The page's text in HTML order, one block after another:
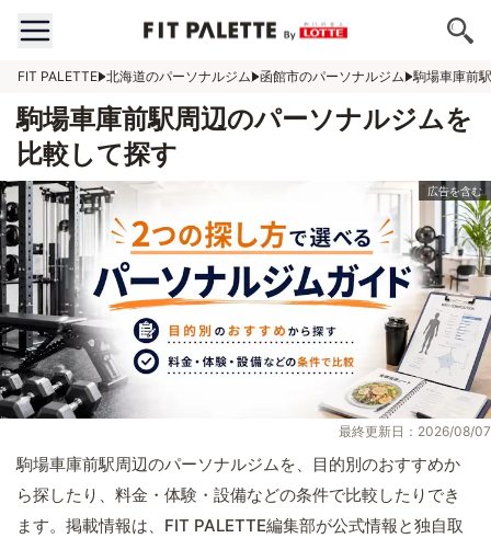
FIT PALETTE 北海道のパーソナルジム 函館市のパーソナルジム 駒場車庫前
駒場車庫前駅周辺のパーソナルジムを
比較して探す
最終更新日：2026/08/07
駒場車庫前駅周辺のパーソナルジムを、目的別のおすすめか
ら探したり、料金・体験・設備などの条件で比較したりでき
ます。掲載情報は、FIT PALETTE編集部が公式情報と独自取